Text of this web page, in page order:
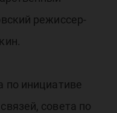
режиссер-
по инициативе
совета по